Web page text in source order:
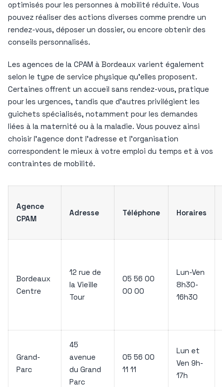
optimisés pour les personnes à mobilité réduite. Vous
pouvez réaliser des actions diverses comme prendre un
rendez-vous, déposer un dossier, ou encore obtenir des
conseils personnalisés.
Les agences de la CPAM à Bordeaux varient également
selon le type de service physique qu’elles proposent.
Certaines offrent un accueil sans rendez-vous, pratique
pour les urgences, tandis que d’autres privilégient les
guichets spécialisés, notamment pour les demandes
liées à la maternité ou à la maladie. Vous pouvez ainsi
choisir l’agence dont l’adresse et l’organisation
correspondent le mieux à votre emploi du temps et à vos
contraintes de mobilité.
Agence
CPAM
Adresse Téléphone Horaires
Bordeaux
Centre
12 rue de
la Vieille
Tour
05 56 00
00 00
Lun-Ven
8h30-
16h30
Grand-
Parc
45
avenue
du Grand
Parc
05 56 00
11 11
Lun et
Ven 9h-
17h